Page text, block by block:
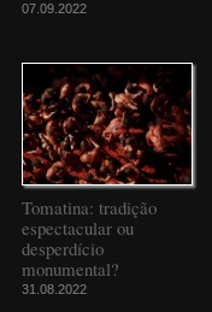
07.09.2022
Tomatina: tradição
espectacular ou
desperdício
monumental?
31.08.2022